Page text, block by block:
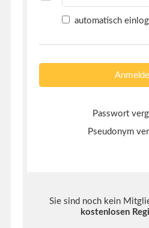
automatisch
Passwort
Pseudonym
Sie sind noch kein
kostenlosen